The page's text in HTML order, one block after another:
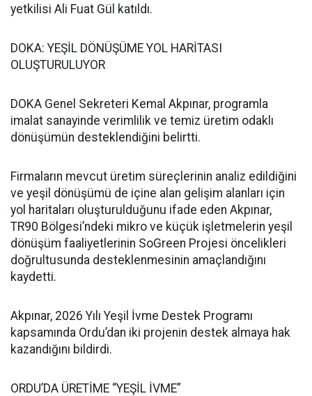
yetkilisi Ali Fuat Gül katıldı.
DOKA: YEŞİL DÖNÜŞÜME YOL HARİTASI
OLUŞTURULUYOR
DOKA Genel Sekreteri Kemal Akpınar, programla
imalat sanayinde verimlilik ve temiz üretim odaklı
dönüşümün desteklendiğini belirtti.
Firmaların mevcut üretim süreçlerinin analiz edildiğini
ve yeşil dönüşümü de içine alan gelişim alanları için
yol haritaları oluşturulduğunu ifade eden Akpınar,
TR90 Bölgesi’ndeki mikro ve küçük işletmelerin yeşil
dönüşüm faaliyetlerinin SoGreen Projesi öncelikleri
doğrultusunda desteklenmesinin amaçlandığını
kaydetti.
Akpınar, 2026 Yılı Yeşil İvme Destek Programı
kapsamında Ordu’dan iki projenin destek almaya hak
kazandığını bildirdi.
ORDU’DA ÜRETİME “YEŞİL İVME”